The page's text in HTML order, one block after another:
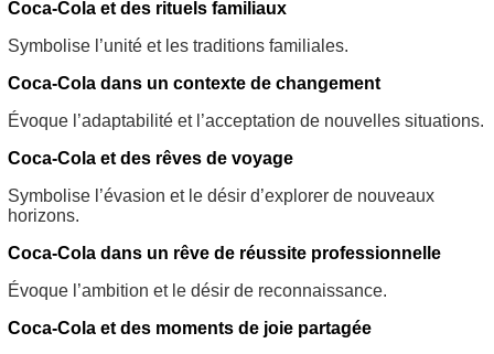
Coca-Cola et des rituels familiaux
Symbolise l’unité et les traditions familiales.
Coca-Cola dans un contexte de changement
Évoque l’adaptabilité et l’acceptation de nouvelles situations.
Coca-Cola et des rêves de voyage
Symbolise l’évasion et le désir d’explorer de nouveaux
horizons.
Coca-Cola dans un rêve de réussite professionnelle
Évoque l’ambition et le désir de reconnaissance.
Coca-Cola et des moments de joie partagée